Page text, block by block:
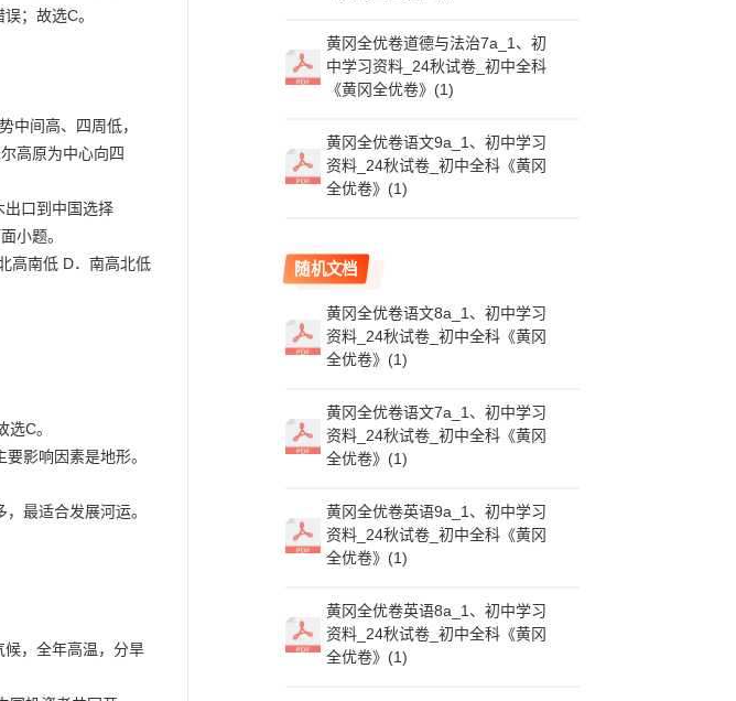
黄冈全优卷道德与法治7a_1、初
中学习资料_24秋试卷_初中全科
《黄冈全优卷》(1)
黄冈全优卷语文9a_1、初中学习
资料_24秋试卷_初中全科《黄冈
全优卷》(1)
随机文档
黄冈全优卷语文8a_1、初中学习
资料_24秋试卷_初中全科《黄冈
全优卷》(1)
黄冈全优卷语文7a_1、初中学习
资料_24秋试卷_初中全科《黄冈
全优卷》(1)
黄冈全优卷英语9a_1、初中学习
资料_24秋试卷_初中全科《黄冈
全优卷》(1)
黄冈全优卷英语8a_1、初中学习
资料_24秋试卷_初中全科《黄冈
全优卷》(1)